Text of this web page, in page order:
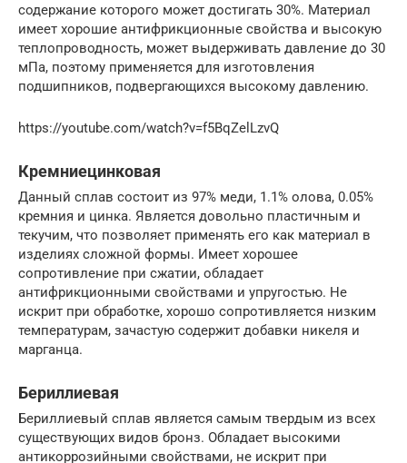
содержание которого может достигать 30%. Материал
имеет хорошие антифрикционные свойства и высокую
теплопроводность, может выдерживать давление до 30
мПа, поэтому применяется для изготовления
подшипников, подвергающихся высокому давлению.
https://youtube.com/watch?v=f5BqZelLzvQ
Кремниецинковая
Данный сплав состоит из 97% меди, 1.1% олова, 0.05%
кремния и цинка. Является довольно пластичным и
текучим, что позволяет применять его как материал в
изделиях сложной формы. Имеет хорошее
сопротивление при сжатии, обладает
антифрикционными свойствами и упругостью. Не
искрит при обработке, хорошо сопротивляется низким
температурам, зачастую содержит добавки никеля и
марганца.
Бериллиевая
Бериллиевый сплав является самым твердым из всех
существующих видов бронз. Обладает высокими
антикоррозийными свойствами, не искрит при